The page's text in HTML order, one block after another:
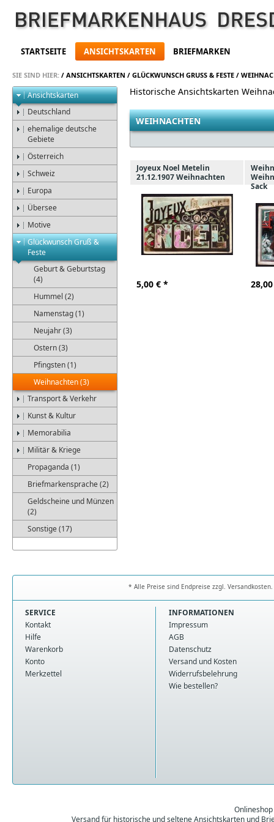
STARTSEITE ANSICHTSKARTEN BRIEFMARKEN
SIE SIND HIER: / ANSICHTSKARTEN / GLÜCKWUNSCH GRUSS & FESTE /
Ansichtskarten
Deutschland
ehemalige deutsche
Gebiete
Österreich
Schweiz
Europa
Übersee
Motive
Glückwunsch Gruß &
Feste
Geburt & Geburtstag
(4)
Hummel (2)
Namenstag (1)
Neujahr (3)
Ostern (3)
Pfingsten (1)
Weihnachten (3)
Transport & Verkehr
Kunst & Kultur
Memorabilia
Militär & Kriege
Propaganda (1)
Briefmarkensprache (2)
Geldscheine und Münzen
(2)
Sonstige (17)
Historische Ansichtskarten
WEIHNACHTEN
Joyeux Noel Metelin
21.12.1907 Weihnachten
5,00 € *
Sack
28,00
* Alle Preise sind Endpreise zzgl.
SERVICE
Kontakt
Hilfe
Warenkorb
Konto
Merkzettel
INFORMATIONEN
Impressum
AGB
Datenschutz
Versand und Kosten
Widerrufsbelehrung
Wie bestellen?
Versand für historische und seltene Ansichtskarten und